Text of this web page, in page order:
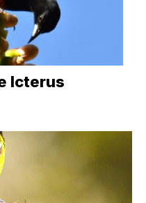
Icterus